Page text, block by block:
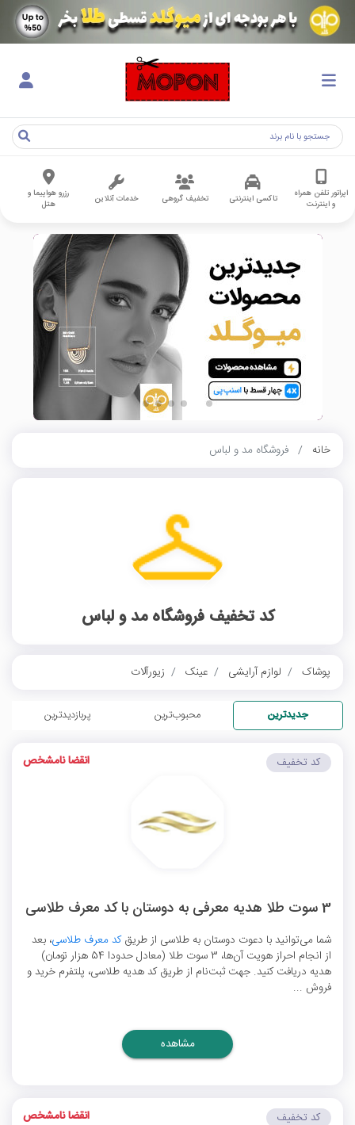
اپراتور تلفن همراه
و اینترنت
تاکسی اینترنتی تخفیف گروهی خدمات آنلاین
رزرو هواپیما و
هتل
خانه فروشگاه مد و لباس
کد تخفیف فروشگاه مد و لباس
پوشاک لوازم آرایشی عینک زیورآلات
جدیدترین محبوب‌ترین پربازدیدترین
3 سوت طلا هدیه معرفی به دوستان با کد معرف طلاسی
شما می‌توانید با دعوت دوستان به طلاسی از طریقکد معرف طلاسی، بعد
از انجام احراز هویت آن‌ها، 3 سوت طلا (معادل حدودا 54 هزار تومان)
هدیه دریافت کنید. جهت ثبت‌نام از طریق کد هدیه طلاسی، پلتفرم خرید و
فروش ...
کد تخفیف انقضا نامشخص
مشاهده
کد تخفیف انقضا نامشخص